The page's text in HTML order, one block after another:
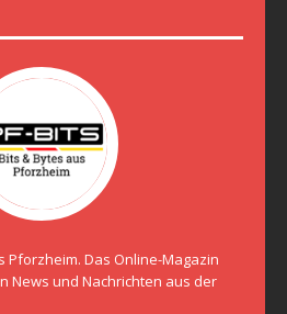
Pforzheim. Das Online-Magazin
News und Nachrichten aus der